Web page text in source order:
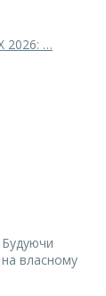
2026: …
власному